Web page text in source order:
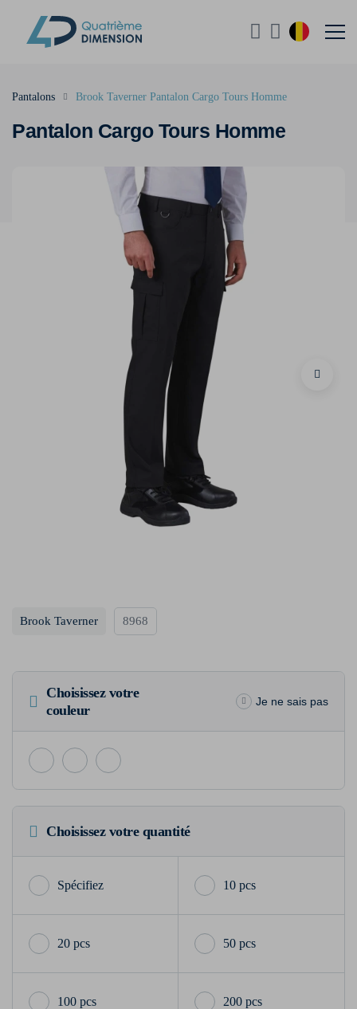
Pantalon Cargo Tours Homme
Pantalons Brook Taverner Pantalon Cargo Tours Homme
Brook Taverner 8968
Choisissez votre
couleur
Je ne sais pas
Choisissez votre quantité
10 pcs
20 pcs 50 pcs
100 pcs 200 pcs